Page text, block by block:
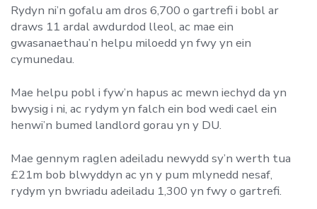
Rydyn ni’n gofalu am dros 6,700 o gartrefi i bobl ar
draws 11 ardal awdurdod lleol, ac mae ein
gwasanaethau’n helpu miloedd yn fwy yn ein
cymunedau.
Mae helpu pobl i fyw’n hapus ac mewn iechyd da yn
bwysig i ni, ac rydym yn falch ein bod wedi cael ein
henwi’n bumed landlord gorau yn y DU.
Mae gennym raglen adeiladu newydd sy’n werth tua
£21m bob blwyddyn ac yn y pum mlynedd nesaf,
rydym yn bwriadu adeiladu 1,300 yn fwy o gartrefi.